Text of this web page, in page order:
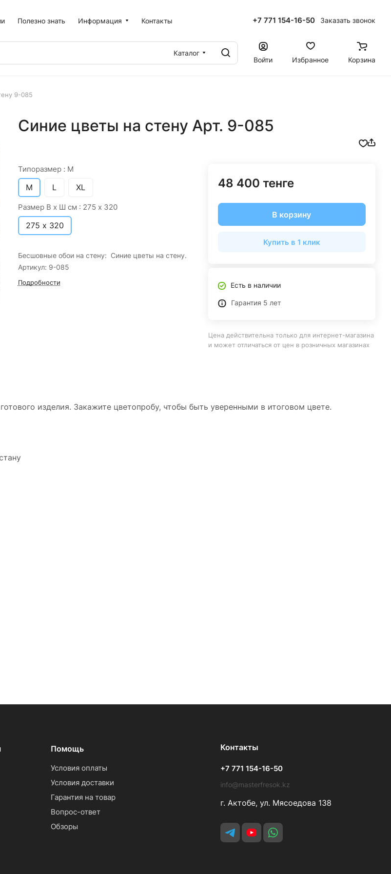
Полезно знать Информация Контакты +7 771 154-16-50 Заказать звонок
Каталог
Войти
Избранное Корзина
9-085
Синие цветы на стену Арт. 9-085
Типоразмер : M
M L XL
Размер В х Ш см : 275 х 320
275 х 320
Бесшовные обои на стену: Синие цветы на стену.
Артикул: 9-085
Подробности
48 400 тенге
В корзину
Купить в 1 клик
Есть в наличии
Гарантия 5 лет
Цена действительна только для интернет-магазина
и может отличаться от цен в розничных магазинах
изделия. Закажите цветопробу, чтобы быть уверенными в итоговом цвете.
Помощь
Условия оплаты
Условия доставки
Гарантия на товар
Вопрос-ответ
Обзоры
Контакты
+7 771 154-16-50
info@masterfresok.kz
г. Актобе, ул. Мясоедова 138